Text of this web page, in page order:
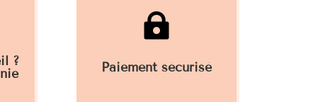
?

Paiement sécurisé